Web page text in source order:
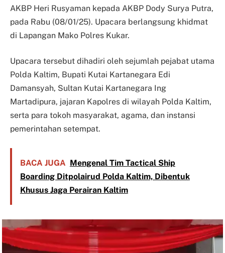
AKBP Heri Rusyaman kepada AKBP Dody Surya Putra,
pada Rabu (08/01/25). Upacara berlangsung khidmat
di Lapangan Mako Polres Kukar.
Upacara tersebut dihadiri oleh sejumlah pejabat utama
Polda Kaltim, Bupati Kutai Kartanegara Edi
Damansyah, Sultan Kutai Kartanegara Ing
Martadipura, jajaran Kapolres di wilayah Polda Kaltim,
serta para tokoh masyarakat, agama, dan instansi
pemerintahan setempat.
BACA JUGA Mengenal Tim Tactical Ship
Boarding Ditpolairud Polda Kaltim, Dibentuk
Khusus Jaga Perairan Kaltim